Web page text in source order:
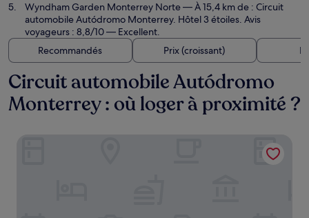
Wyndham Garden Monterrey Norte— À 15,4 km de : Circuit
automobile Autódromo Monterrey. Hôtel 3 étoiles. Avis
voyageurs : 8,8/10 — Excellent.
Recommandés
Prix (croissant)
Circuit automobile Autódromo
Monterrey : où loger à proximité ?